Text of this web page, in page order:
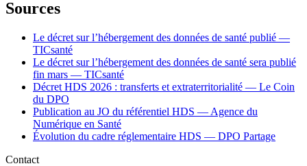
Sources
Le décret sur l’hébergement des données de santé publié —
TICsanté
Le décret sur l’hébergement des données de santé sera publié
fin mars — TICsanté
Décret HDS 2026 : transferts et extraterritorialité — Le Coin
du DPO
Publication au JO du référentiel HDS — Agence du
Numérique en Santé
Évolution du cadre réglementaire HDS — DPO Partage
Contact